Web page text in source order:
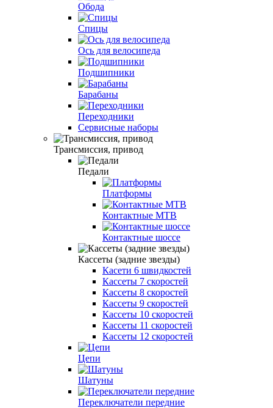
Обода
Спицы
Ось для велосипеда
Подшипники
Барабаны
Переходники
Сервисные наборы
Трансмиссия, привод
Педали
Платформы
Контактные MTB
Контактные шоссе
Кассеты (задние звезды)
Касети 6 швидкостей
Кассеты 7 скоростей
Кассеты 8 скоростей
Кассеты 9 скоростей
Кассеты 10 скоростей
Кассеты 11 скоростей
Кассеты 12 скоростей
Цепи
Шатуны
Переключатели передние